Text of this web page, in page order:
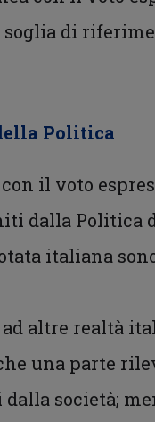
di
Politica
il voto
dalla Politica
italiana
altre realtà
una parte
società;